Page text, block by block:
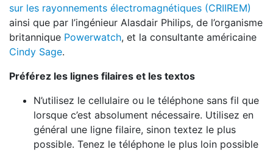
sur les rayonnements électromagnétiques (CRIIREM)
ainsi que par l’ingénieur Alasdair Philips, de l’organisme
britannique Powerwatch, et la consultante américaine
Cindy Sage.
Préférez les lignes filaires et les textos
N’utilisez le cellulaire ou le téléphone sans fil que
lorsque c’est absolument nécessaire. Utilisez en
général une ligne filaire, sinon textez le plus
possible. Tenez le téléphone le plus loin possible